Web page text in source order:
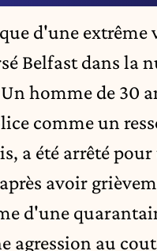
d'une extrême
Belfast dans la
homme de 30
comme un
, a été arrêté
avoir
d'une
agression au